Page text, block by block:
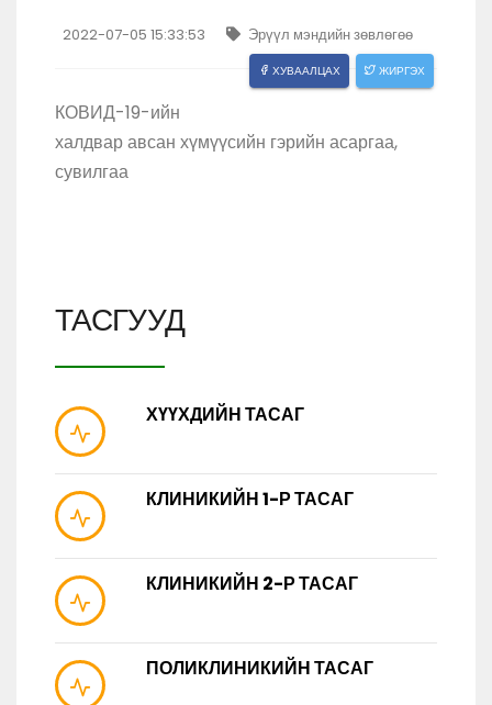
2022-07-05 15:33:53 Эрүүл мэндийн зөвлөгөө
ХУВААЛЦАХ ЖИРГЭХ
КОВИД-19-ийн
халдвар авсан хүмүүсийн гэрийн асаргаа,
сувилгаа
ТАСГУУД
ХҮҮХДИЙН ТАСАГ
КЛИНИКИЙН 1-Р ТАСАГ
КЛИНИКИЙН 2-Р ТАСАГ
ПОЛИКЛИНИКИЙН ТАСАГ